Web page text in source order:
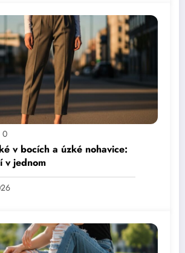
0
v bocích a úzké nohavice:
v jednom